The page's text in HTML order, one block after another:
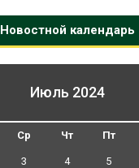
Новостной календарь
Июль 2024
Ср Чт Пт
3 4 5